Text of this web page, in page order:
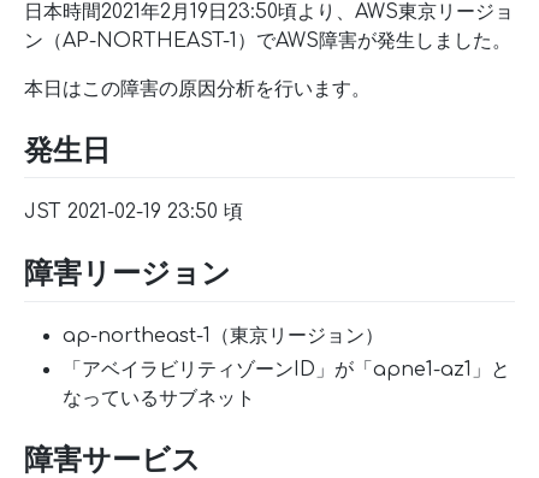
日本時間2021年2月19日23:50頃より、AWS東京リージョ
ン（AP-NORTHEAST-1）でAWS障害が発生しました。
本日はこの障害の原因分析を行います。
発生日
JST 2021-02-19 23:50 頃
障害リージョン
ap-northeast-1（東京リージョン）
「アベイラビリティゾーンID」が「apne1-az1」と
なっているサブネット
障害サービス